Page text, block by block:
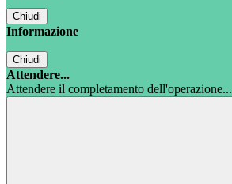
Chiudi
Informazione
Chiudi
Attendere...
Attendere il completamento dell'operazione...